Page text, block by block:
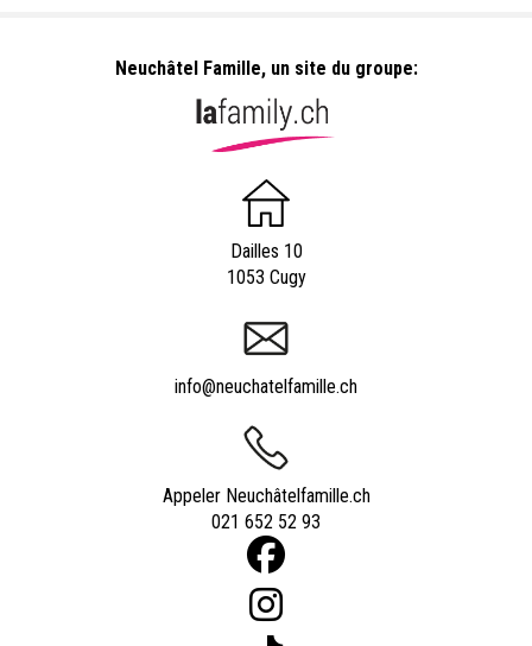
Neuchâtel Famille, un site du groupe:
Dailles 10
1053 Cugy
info@neuchatelfamille.ch
Appeler Neuchâtelfamille.ch
021 652 52 93